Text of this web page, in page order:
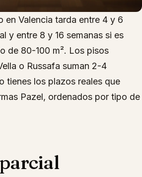
en Valencia tarda entre 4 y 6
y entre 8 y 16 semanas si es
de 80-100 m². Los pisos
o Russafa suman 2-4
tienes los plazos reales que
Pazel, ordenados por tipo de